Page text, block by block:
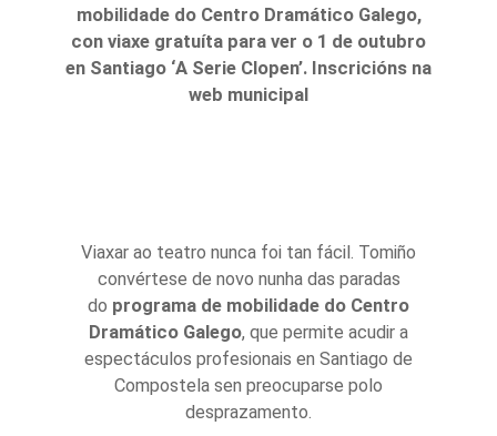
mobilidade do Centro Dramático Galego,
con viaxe gratuíta para ver o 1 de outubro
en Santiago ‘A Serie Clopen’. Inscricións na
web municipal
Viaxar ao teatro nunca foi tan fácil. Tomiño
convértese de novo nunha das paradas
do programa de mobilidade do Centro
Dramático Galego, que permite acudir a
espectáculos profesionais en Santiago de
Compostela sen preocuparse polo
desprazamento.